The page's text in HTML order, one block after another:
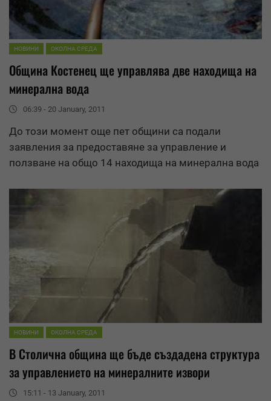
НОВИНИ ОКОЛНА СРЕДА
Община Костенец ще управлява две находища на
минерална вода
06:39 - 20 January, 2011
До този момент още пет общини са подали
заявления за предоставяне за управление и
ползване на общо 14 находища на минерална вода
НОВИНИ ОКОЛНА СРЕДА
В Столична община ще бъде създадена структура
зауправлението на минералните извори
15:11 - 13 January, 2011